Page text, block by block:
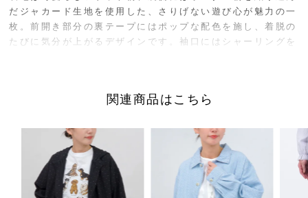
だジャカード生地を使用した、さりげない遊び心が魅力の一
枚。前開き部分の裏テープにはポップな配色を施し、着脱の
たびに気分が上がるデザインです。袖口にはシャーリングを
着丈64cm、身幅60cm、肩幅57cm、
袖丈44.5cm、裾幅64cm
素材／綿85%、ポリエステル15%
原産国／中国
商品番号
02GS073123
関連商品はこちら